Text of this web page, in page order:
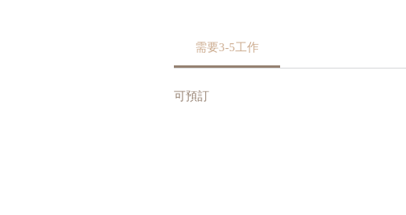
需要3-5工作
可預訂